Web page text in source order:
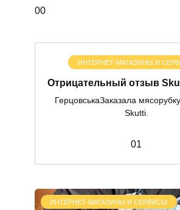
00
ИНТЕРНЕТ-МАГАЗИНЫ И
Отрицательный отзыв
ГерцовськаЗаказала
Skutti.
01
ИНТЕРНЕТ-МАГАЗИНЫ И СЕРВИСЫ